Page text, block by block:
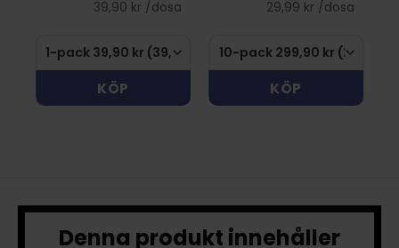
39,90 kr /dosa
KÖP
29,99 kr /dosa
KÖP
Denna produkt innehåller